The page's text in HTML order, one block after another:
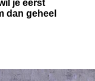
je eerst
dan geheel